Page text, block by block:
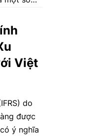
Việt
do
được
ý nghĩa